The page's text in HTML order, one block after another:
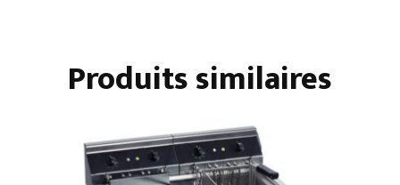
Produits similaires